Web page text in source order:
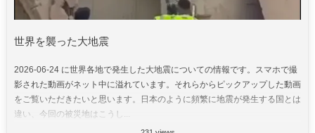
世界を襲った大地震
2026-06-24 に世界各地で発生した大地震についての情報です。スマホで撮
影された動画がネット中に溢れています。それらからピックアップした動画
をご覧いただきたいと思います。日本のように頻繁に地震が発生する国とは
違い、今回の被災地はこうし...